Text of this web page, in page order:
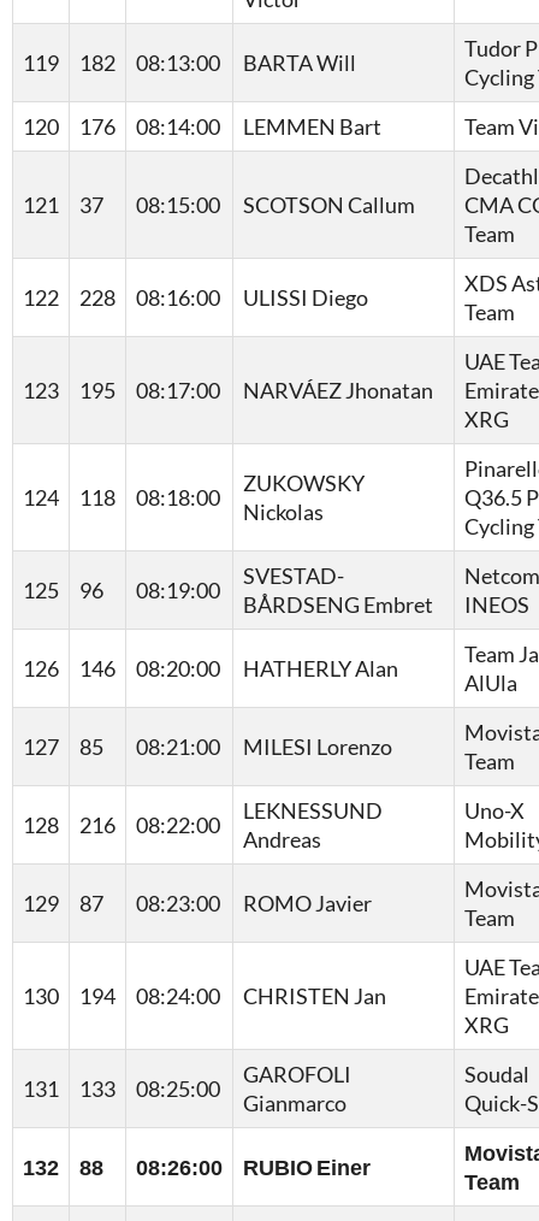
119 182 08:13:00 BARTA Will
Tudor
Cycling
120
176 08:14:00 LEMMEN Bart Team
121 37 08:15:00 SCOTSON Callum
CMA
Team
122 228 08:16:00 ULISSI Diego
XDS
Team
123 195 08:17:00 NARVÁEZ Jhonatan
UAE
XRG
124 118 08:18:00
ZUKOWSKY
Nickolas
Q36.5
Cycling
125 96 08:19:00
SVESTAD-
BÅRDSENG Embret
INEOS
126 146 08:20:00 HATHERLY Alan
Team
AlUla
127 85 08:21:00 MILESI Lorenzo
Team
128 216 08:22:00
LEKNESSUND
Andreas
Uno-X
129 87 08:23:00 ROMO Javier
Team
130 194 08:24:00 CHRISTEN Jan
UAE
XRG
131 133 08:25:00
GAROFOLI
Gianmarco
Soudal
Quick-
132 88 08:26:00 RUBIO Einer
Team